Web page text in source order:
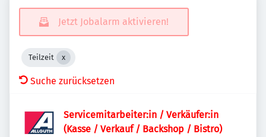
Jetzt Jobalarm aktivieren!
Teilzeit
Suche zurücksetzen
Servicemitarbeiter:in / Verkäufer:in
(Kasse / Verkauf / Backshop / Bistro)